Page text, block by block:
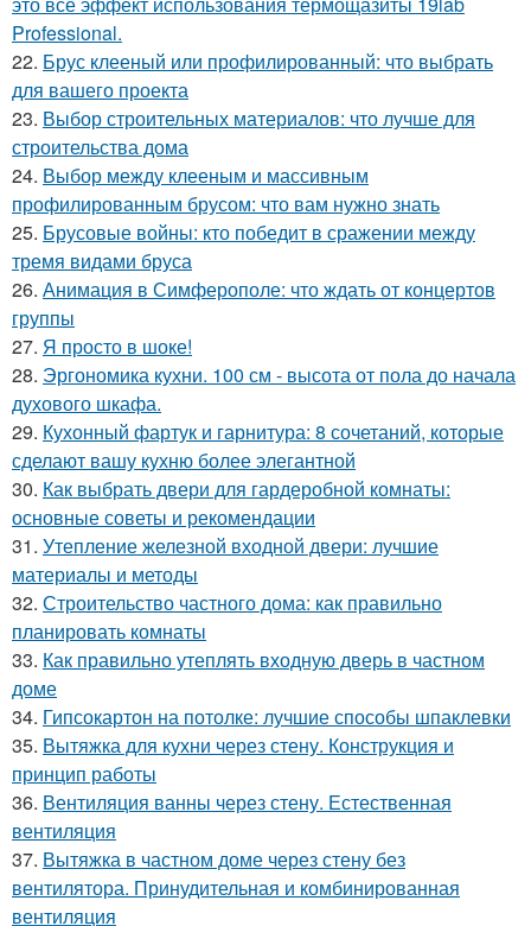
Professional.
22. Брус клееный или профилированный: что выбрать
для вашего проекта
23. Выбор строительных материалов: что лучше для
строительства дома
24. Выбор между клееным и массивным
профилированным брусом: что вам нужно знать
25. Брусовые войны: кто победит в сражении между
тремя видами бруса
26. Анимация в Симферополе: что ждать от концертов
группы
27. Я просто в шоке!
28. Эргономика кухни. 100 см - высота от пола до начала
духового шкафа.
29. Кухонный фартук и гарнитура: 8 сочетаний, которые
сделают вашу кухню более элегантной
30. Как выбрать двери для гардеробной комнаты:
основные советы и рекомендации
31. Утепление железной входной двери: лучшие
материалы и методы
32. Строительство частного дома: как правильно
планировать комнаты
33. Как правильно утеплять входную дверь в частном
доме
34. Гипсокартон на потолке: лучшие способы шпаклевки
35. Вытяжка для кухни через стену. Конструкция и
принцип работы
36. Вентиляция ванны через стену. Естественная
вентиляция
37. Вытяжка в частном доме через стену без
вентилятора. Принудительная и комбинированная
вентиляция